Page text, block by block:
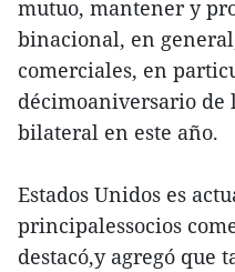
mutuo, mantener y
binacional, en
comerciales, en
décimoaniversario de
bilateral en este año.
Estados Unidos es
principalessocios
destacó,y agregó que